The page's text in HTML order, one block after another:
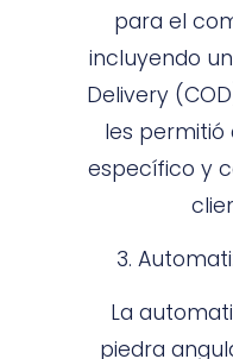
para el
incluyendo
Delivery
les
específico y
3.
La
piedra